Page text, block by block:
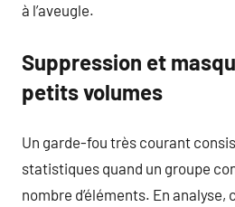
à l’aveugle.
Suppression et
petits volumes
Un garde-fou très courant
statistiques quand un groupe
nombre d’éléments. En analyse,